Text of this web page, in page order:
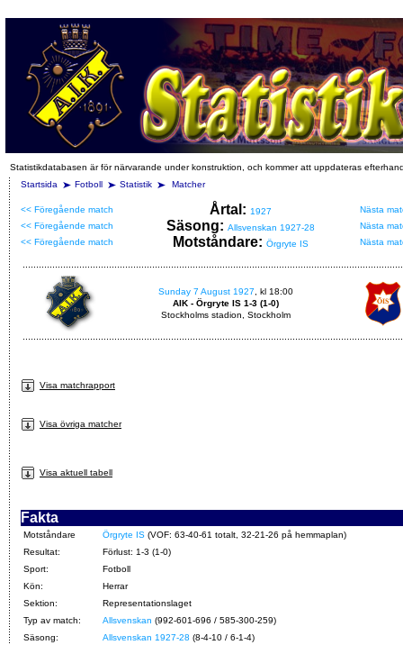
Statistikdatabasen är för närvarande under konstruktion, och kommer att uppdateras
Startsida
Fotboll Statistik Matcher
<< Föregående match Årtal: 1927
Nästa
<< Föregående match
Säsong: Allsvenskan 1927-28
Nästa
<< Föregående match
Motståndare: Örgryte IS Nästa
Sunday 7 August 1927 , kl 18:00
AIK - Örgryte IS 1-3 (1-0)
Stockholms stadion, Stockholm
Visa matchrapport
Visa övriga matcher
Visa aktuell tabell
Fakta
Motståndare Örgryte IS (VOF: 63-40-61 totalt, 32-21-26 på hemmaplan)
Resultat:
Förlust: 1-3 (1-0)
Sport:
Fotboll
Kön:
Herrar
Sektion:
Representationslaget
Typ av match:
Allsvenskan (992-601-696 / 585-300-259)
Säsong:
Allsvenskan 1927-28 (8-4-10 / 6-1-4)